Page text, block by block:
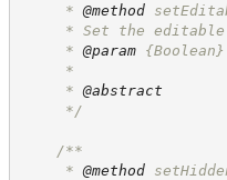
* @method
* Set the editable
* @param {Boolean}
*
* @abstract
*/
/**
* @method